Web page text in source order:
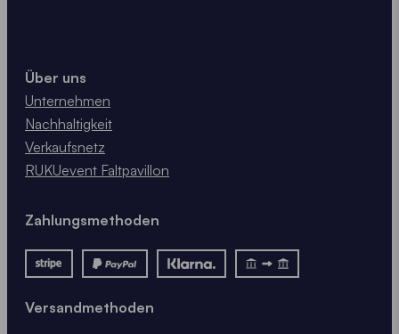
Über uns
Unternehmen
Nachhaltigkeit
Verkaufsnetz
RUKUevent Faltpavillon
Zahlungsmethoden
Versandmethoden